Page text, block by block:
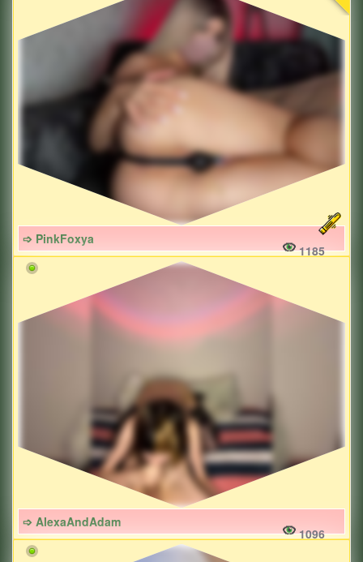
➩ PinkFoxya
1185
➩ AlexaAndAdam
1096